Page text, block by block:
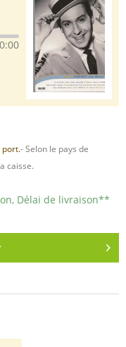
0:00
port.- Selon le pays de
caisse.
Délai de livraison**